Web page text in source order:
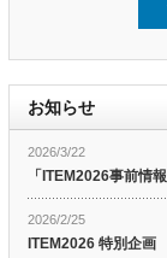
お知らせ
2026/3/22
「ITEM2026事前情報
2026/2/25
ITEM2026 特別企画